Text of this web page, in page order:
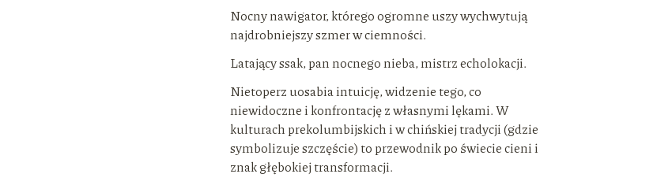
Nocny nawigator, którego ogromne uszy wychwytują
najdrobniejszy szmer w ciemności.
Latający ssak, pan nocnego nieba, mistrz echolokacji.
Nietoperz uosabia intuicję, widzenie tego, co
niewidoczne i konfrontację z własnymi lękami. W
kulturach prekolumbijskich i w chińskiej tradycji (gdzie
symbolizuje szczęście) to przewodnik po świecie cieni i
znak głębokiej transformacji.